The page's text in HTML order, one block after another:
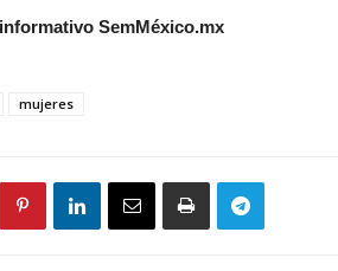
SemMéxico.mx
mujeres